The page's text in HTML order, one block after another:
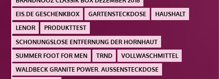
EIS.DE GESCHENKBOX
GARTENSTECKDOSE
HAUSHALT
LENOR
PRODUKTTEST
SCHONUNGSLOSE ENTFERNUNG DER HORNHAUT
SUMMER FOOT FOR MEN
TRND
VOLLWASCHMITTEL
WALDBECK GRANITE POWER. AUSSENSTECKDOSE